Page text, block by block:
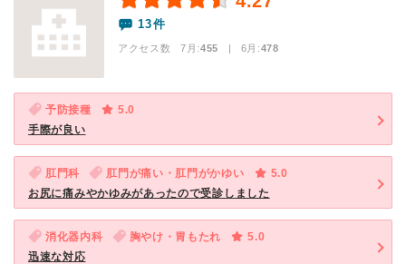
13件
アクセス数 7月:455 | 6月:478
予防接種
5.0
手際が良い
肛門科 肛門が痛い・肛門がかゆい
5.0
お尻に痛みやかゆみがあったので受診しました
消化器内科 胸やけ・胃もたれ
5.0
迅速な対応